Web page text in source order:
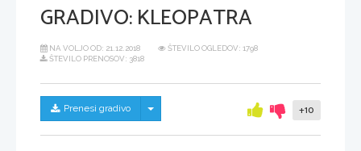
GRADIVO:KLEOPATRA
NA VOLJO OD: 21.12.2018
ŠTEVILO OGLEDOV: 1798
ŠTEVILO PRENOSOV: 3818
Prenesi gradivo Skrij/prikaži meni +10